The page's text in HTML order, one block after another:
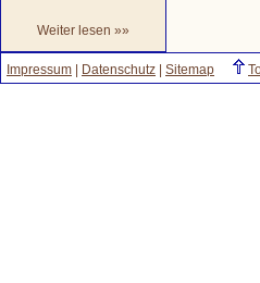
Weiter lesen »»
Impressum Datenschutz Sitemap